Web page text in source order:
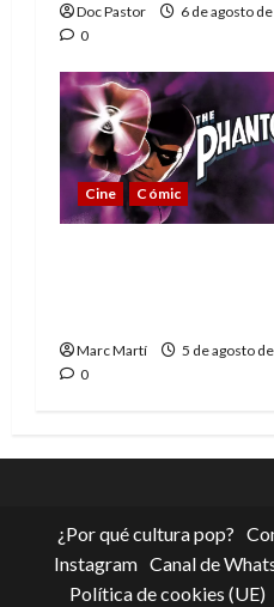
Doc Pastor
6 de agosto
0
Cine Cómic
Marc Martí
5 de agosto
0
¿Por qué cultura pop?
Instagram Canal de
Política de cookies (UE)